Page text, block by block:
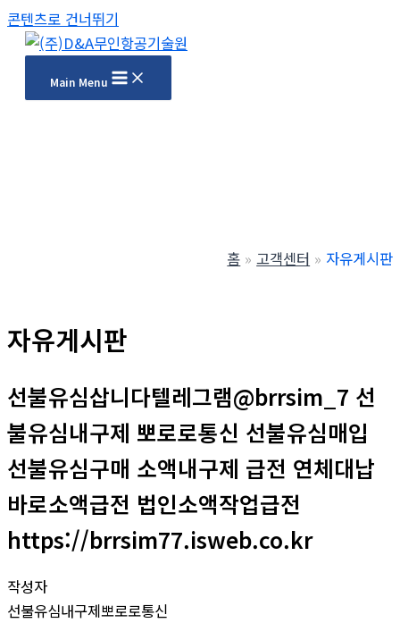
콘텐츠로 건너뛰기
Main Menu
홈 고객센터 자유게시판
자유게시판
선불유심삽니다텔레그램@brrsim_7 선
불유심내구제 뽀로로통신 선불유심매입
선불유심구매 소액내구제 급전 연체대납
바로소액급전 법인소액작업급전
https://brrsim77.isweb.co.kr
작성자
선불유심내구제뽀로로통신